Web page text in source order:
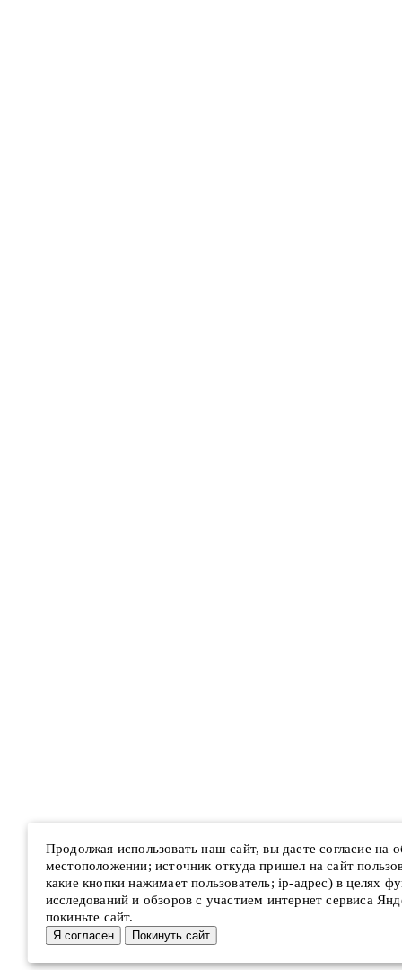
Продолжая использовать наш сайт, вы даете согласие на
местоположении; источник откуда пришел на сайт
какие кнопки нажимает пользователь; ip-адрес) в целях
исследований и обзоров с участием интернет сервиса
покиньте сайт.
Я согласен Покинуть сайт